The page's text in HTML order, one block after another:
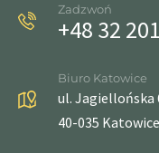
Zadzwoń
+48 32
Biuro Katowice
ul. Jagiellońska
40-035 Katowice